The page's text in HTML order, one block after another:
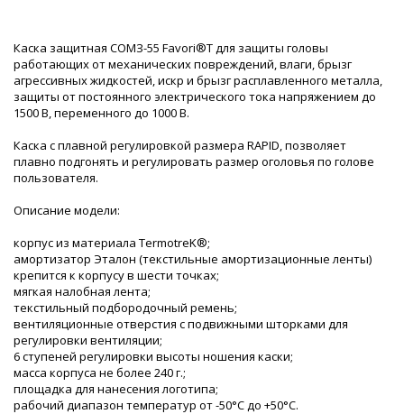
Каска защитная СОМЗ-55 Favori®T для защиты головы
работающих от механических повреждений, влаги, брызг
агрессивных жидкостей, искр и брызг расплавленного металла,
защиты от постоянного электрического тока напряжением до
1500 В, переменного до 1000 В.
Каска с плавной регулировкой размера RAPID, позволяет
плавно подгонять и регулировать размер оголовья по голове
пользователя.
Описание модели:
корпус из материала TermotreK®;
амортизатор Эталон (текстильные амортизационные ленты)
крепится к корпусу в шести точках;
мягкая налобная лента;
текстильный подбородочный ремень;
вентиляционные отверстия с подвижными шторками для
регулировки вентиляции;
6 ступеней регулировки высоты ношения каски;
масса корпуса не более 240 г.;
площадка для нанесения логотипа;
рабочий диапазон температур от -50°С до +50°С.